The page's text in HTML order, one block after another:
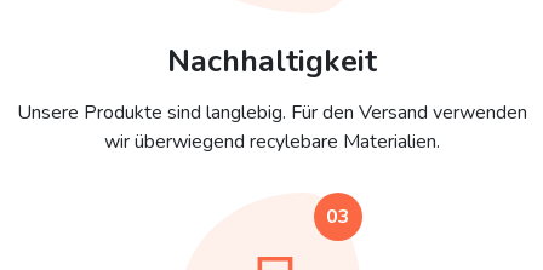
Nachhaltigkeit
Unsere Produkte sind langlebig. Für den Versand verwenden
wir überwiegend recylebare Materialien.
03